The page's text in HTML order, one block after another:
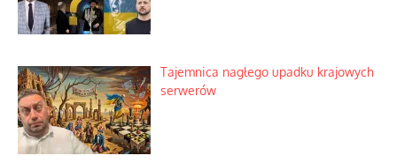
Tajemnica nagłego upadku krajowych
serwerów